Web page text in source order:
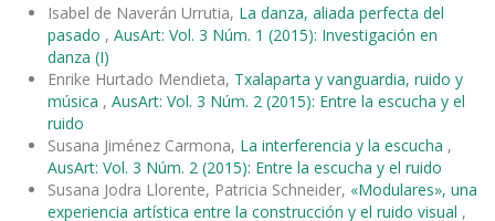
Isabel de Naverán Urrutia, La danza, aliada perfecta del
pasado , AusArt: Vol. 3 Núm. 1 (2015): Investigación en
danza (I)
Enrike Hurtado Mendieta, Txalaparta y vanguardia, ruido y
música , AusArt: Vol. 3 Núm. 2 (2015): Entre la escucha y el
ruido
Susana Jiménez Carmona, La interferencia y la escucha ,
AusArt: Vol. 3 Núm. 2 (2015): Entre la escucha y el ruido
Susana Jodra Llorente, Patricia Schneider, «Modulares», una
experiencia artística entre la construcción y el ruido visual ,